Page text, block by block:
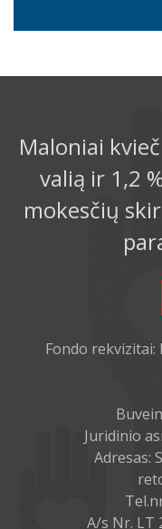
Maloniai
valią ir 1,2
mokesčių
Fondo
Juridinio
Adresas:
A/s Nr. LT